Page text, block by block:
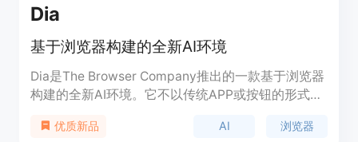
Dia
基于浏览器构建的全新AI环境
Dia是The Browser Company推出的一款基于浏览器
构建的全新AI环境。它不以传统APP或按钮的形式存
户提供更高效的工作和学习体验。Dia的主要优点在
优质新品 AI 浏览器